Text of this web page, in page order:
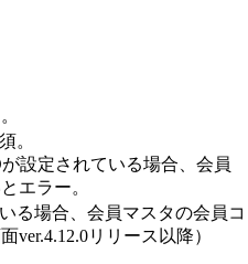
。
設定されている場合、会員
エラー。
る場合、会員マスタの会員コ
ver.4.12.0リリース以降）